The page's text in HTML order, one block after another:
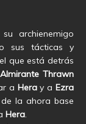
archienemigo
sus tácticas y
que está detrás
Thrawn
a Heray aEzra
la ahora base
Hera.